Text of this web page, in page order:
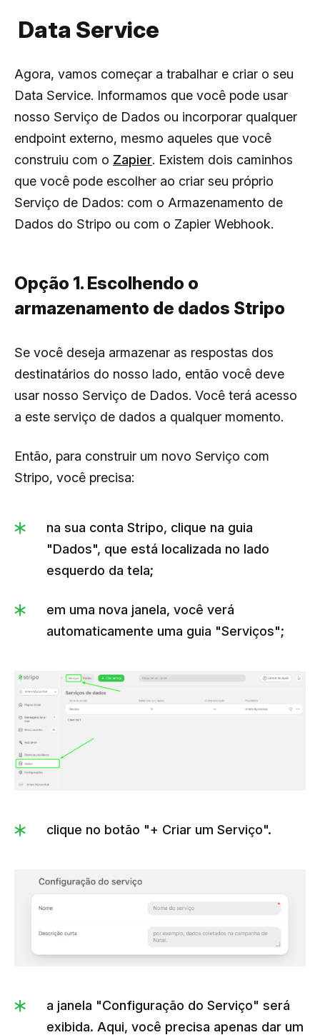
Data Service
Agora, vamos começar a trabalhar e criar o seu
Data Service. Informamos que você pode usar
nosso Serviço de Dados ou incorporar qualquer
endpoint externo, mesmo aqueles que você
construiu com o Zapier. Existem dois caminhos
que você pode escolher ao criar seu próprio
Serviço de Dados: com o Armazenamento de
Dados do Stripo ou com o Zapier Webhook.
Opção 1. Escolhendo o
armazenamento de dados Stripo
Se você deseja armazenar as respostas dos
destinatários do nosso lado, então você deve
usar nosso Serviço de Dados. Você terá acesso
a este serviço de dados a qualquer momento.
Então, para construir um novo Serviço com
Stripo, você precisa:
na sua conta Stripo, clique na guia
"Dados", que está localizada no lado
esquerdo da tela;
em uma nova janela, você verá
automaticamente uma guia "Serviços";
clique no botão "+ Criar um Serviço".
a janela "Configuração do Serviço" será
exibida. Aqui, você precisa apenas dar um